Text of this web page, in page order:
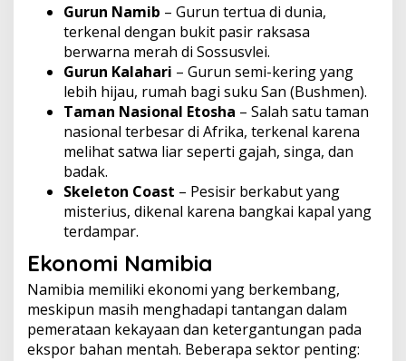
Gurun Namib – Gurun tertua di dunia,
terkenal dengan bukit pasir raksasa
berwarna merah di Sossusvlei.
Gurun Kalahari – Gurun semi-kering yang
lebih hijau, rumah bagi suku San (Bushmen).
Taman Nasional Etosha – Salah satu taman
nasional terbesar di Afrika, terkenal karena
melihat satwa liar seperti gajah, singa, dan
badak.
Skeleton Coast – Pesisir berkabut yang
misterius, dikenal karena bangkai kapal yang
terdampar.
Ekonomi Namibia
Namibia memiliki ekonomi yang berkembang,
meskipun masih menghadapi tantangan dalam
pemerataan kekayaan dan ketergantungan pada
ekspor bahan mentah. Beberapa sektor penting: